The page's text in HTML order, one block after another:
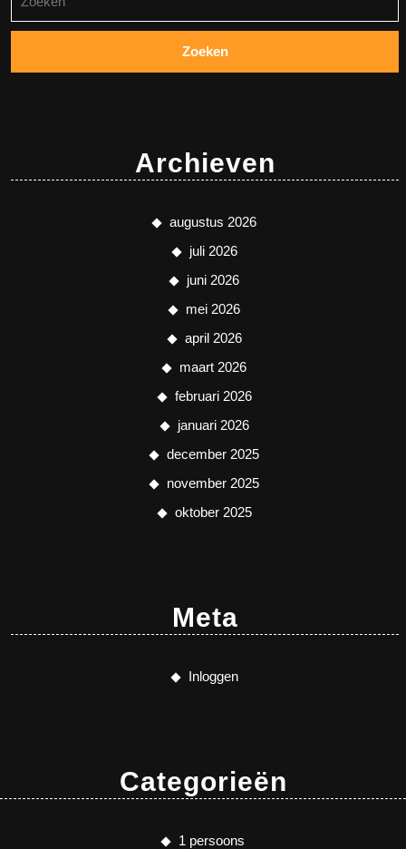
naar:
Archieven
augustus 2026
juli 2026
juni 2026
mei 2026
april 2026
maart 2026
februari 2026
januari 2026
december 2025
november 2025
oktober 2025
Meta
Inloggen
Categorieën
1 persoons